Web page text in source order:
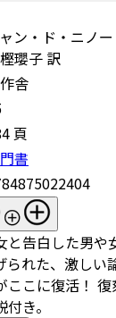
ン・ド・ニノ
瓔子 訳
舎
頁
書
と告白した男や
られた、激しい
ここに復活！
き。